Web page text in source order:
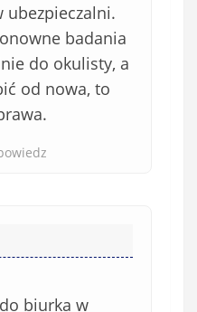
ubezpieczalni.
badania
do okulisty, a
od nowa, to
biurka w